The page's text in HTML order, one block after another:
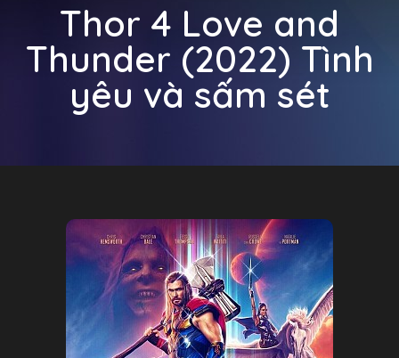
Thor 4 Love and
Thunder (2022) Tình
yêu và sấm sét